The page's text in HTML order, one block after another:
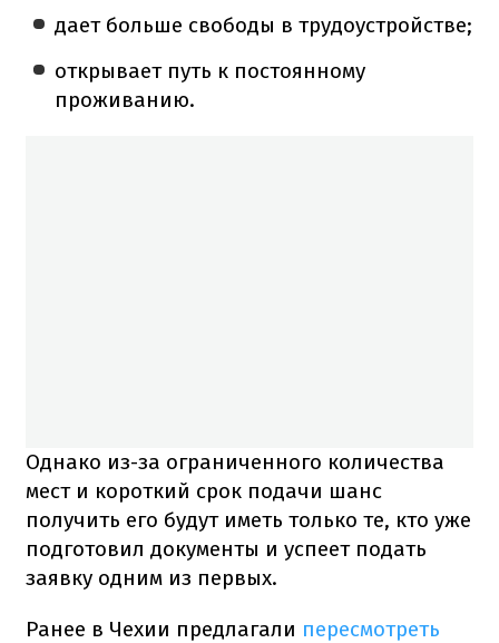
дает больше свободы в трудоустройстве;
открывает путь к постоянному
проживанию.
Однако из-за ограниченного количества
мест и короткий срок подачи шанс
получить его будут иметь только те, кто уже
подготовил документы и успеет подать
заявку одним из первых.
Ранее в Чехии предлагали пересмотреть